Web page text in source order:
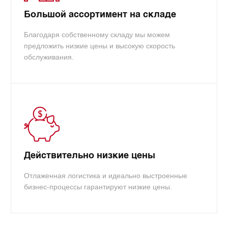
Большой ассортимент на складе
Благодаря собственному складу мы можем
предложить низкие цены и высокую скорость
обслуживания.
Действительно низкие цены
Отлаженная логистика и идеально выстроенные
бизнес-процессы гарантируют низкие цены.